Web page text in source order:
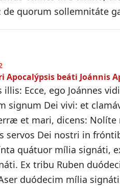
de quorum sollemnitáte
Apocalýpsis beáti Joánnis
illis: Ecce, ego Joánnes
signum Dei vivi: et
et mari, dicens:
servos Dei nostri in
quátuor mília signáti,
Ex tribu Ruben
duódecim mília